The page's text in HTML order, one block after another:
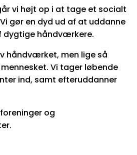
vi højt op i at tage et socialt
gør en dyd ud af at uddanne
håndværkere.
håndværket, men lige så
Vi tager løbende
ind, samt efteruddanner
og